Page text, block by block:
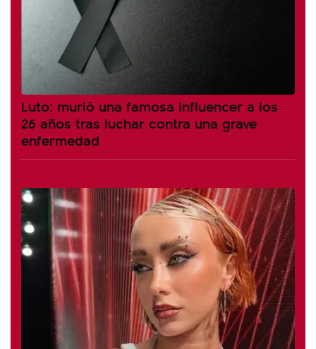
Luto: murió una famosa influencer a los
26 años tras luchar contra una grave
enfermedad